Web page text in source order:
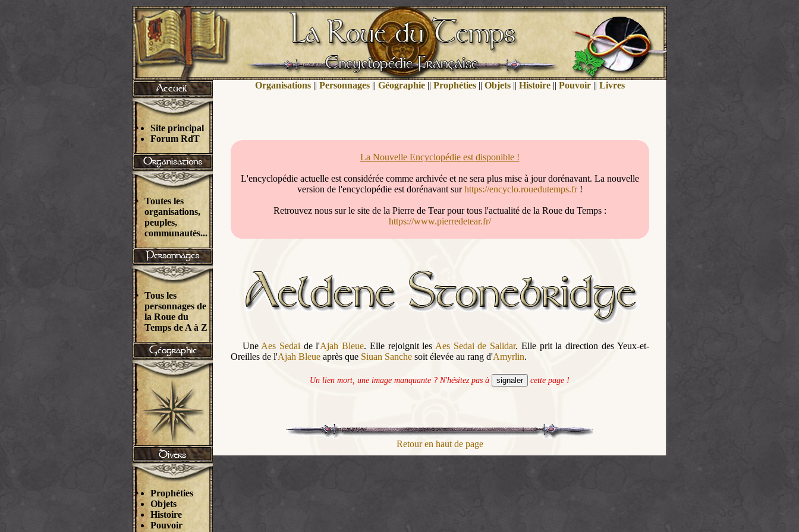
Site principal
Forum RdT
Toutes les
organisations,
peuples,
communautés...
Tous les
personnages de
la Roue du
Temps de A à Z
Prophéties
Objets
Histoire
Pouvoir
Organisations|| Personnages|| Géographie|| Prophéties|| Objets|| Histoire|| Pouvoir|| Livres
La Nouvelle Encyclopédie est disponible !
L'encyclopédie actuelle est considérée comme archivée et ne sera plus mise à jour dorénavant. La nouvelle
version de l'encyclopédie est dorénavant surhttps://encyclo.rouedutemps.fr!
Retrouvez nous sur le site de la Pierre de Tear pour tous l'actualité de la Roue du Temps :
https://www.pierredetear.fr/
Une Aes Sedai de l'Ajah Bleue. Elle rejoignit les Aes Sedai de Salidar. Elle prit la direction des Yeux-et-
Oreilles de l'Ajah Bleueaprès que Siuan Sanchesoit élevée au rang d'Amyrlin.
Un lien mort, une image manquante ? N'hésitez pas à cette page !
Retour en haut de page